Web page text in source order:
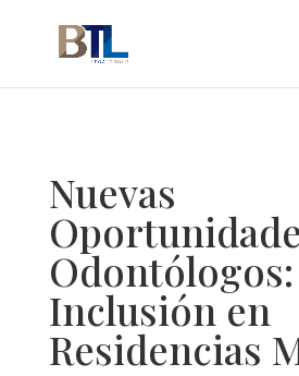
Nuevas
Odontólogos:
Inclusión en
Residencias